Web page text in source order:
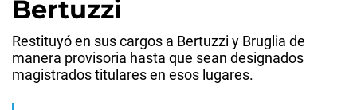
Bertuzzi
Restituyó en sus cargos a Bertuzzi y Bruglia de
manera provisoria hasta que sean designados
magistrados titulares en esos lugares.